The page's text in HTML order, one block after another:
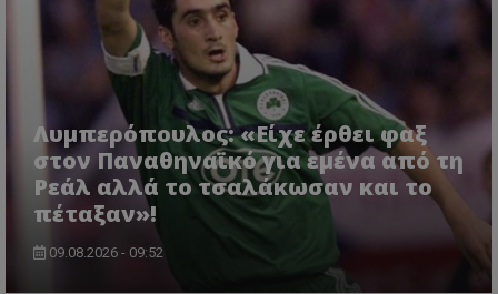
Λυμπερόπουλος: «Είχε έρθει φαξ
στον Παναθηναϊκό για εμένα από τη
Ρεάλ αλλά το τσαλάκωσαν και το
πέταξαν»!
09.08.2026 - 09:52